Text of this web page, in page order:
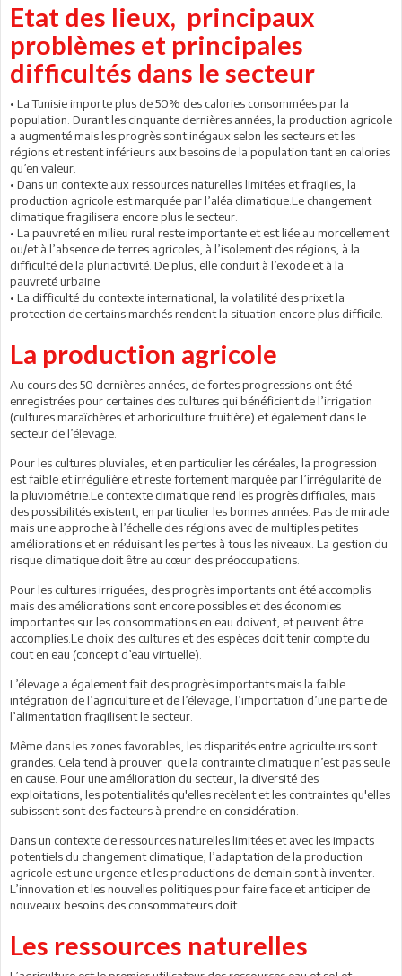
Etat des lieux, principaux
problèmes et principales
difficultés dans le secteur
• La Tunisie importe plus de 50% des calories consommées par la
population. Durant les cinquante dernières années, la production agricole
a augmenté mais les progrès sont inégaux selon les secteurs et les
régions et restent inférieurs aux besoins de la population tant en calories
qu’en valeur.
• Dans un contexte aux ressources naturelles limitées et fragiles, la
production agricole est marquée par l’aléa climatique.Le changement
climatique fragilisera encore plus le secteur.
• La pauvreté en milieu rural reste importante et est liée au morcellement
ou/et à l’absence de terres agricoles, à l’isolement des régions, à la
difficulté de la pluriactivité. De plus, elle conduit à l’exode et à la
pauvreté urbaine
• La difficulté du contexte international, la volatilité des prixet la
protection de certains marchés rendent la situation encore plus difficile.
La production agricole
Au cours des 50 dernières années, de fortes progressions ont été
enregistrées pour certaines des cultures qui bénéficient de l’irrigation
(cultures maraîchères et arboriculture fruitière) et également dans le
secteur de l’élevage.
Pour les cultures pluviales, et en particulier les céréales, la progression
est faible et irrégulière et reste fortement marquée par l’irrégularité de
la pluviométrie.Le contexte climatique rend les progrès difficiles, mais
des possibilités existent, en particulier les bonnes années. Pas de miracle
mais une approche à l’échelle des régions avec de multiples petites
améliorations et en réduisant les pertes à tous les niveaux. La gestion du
risque climatique doit être au cœur des préoccupations.
Pour les cultures irriguées, des progrès importants ont été accomplis
mais des améliorations sont encore possibles et des économies
importantes sur les consommations en eau doivent, et peuvent être
accomplies.Le choix des cultures et des espèces doit tenir compte du
cout en eau (concept d’eau virtuelle).
L’élevage a également fait des progrès importants mais la faible
intégration de l’agriculture et de l’élevage, l’importation d’une partie de
l’alimentation fragilisent le secteur.
Même dans les zones favorables, les disparités entre agriculteurs sont
grandes. Cela tend à prouver que la contrainte climatique n’est pas seule
en cause. Pour une amélioration du secteur, la diversité des
exploitations, les potentialités qu'elles recèlent et les contraintes qu'elles
subissent sont des facteurs à prendre en considération.
Dans un contexte de ressources naturelles limitées et avec les impacts
potentiels du changement climatique, l’adaptation de la production
agricole est une urgence et les productions de demain sont à inventer.
L’innovation et les nouvelles politiques pour faire face et anticiper de
nouveaux besoins des consommateurs doit
Les ressources naturelles